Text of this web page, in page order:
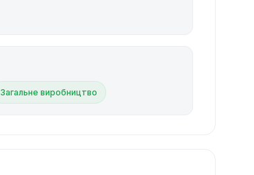
Загальне виробництво